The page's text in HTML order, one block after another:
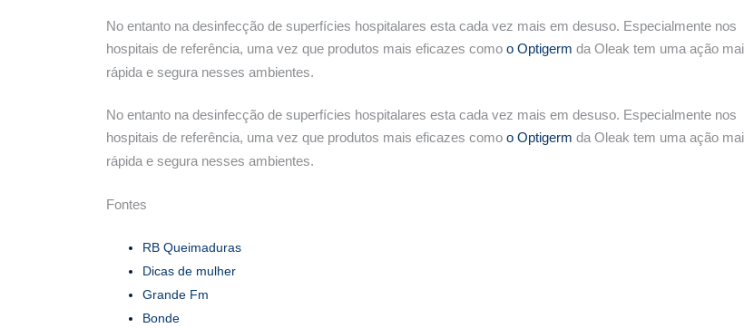
No entanto na desinfecção de superfícies hospitalares esta cada vez mais em desuso. Especialmente nos
hospitais de referência, uma vez que produtos mais eficazes como o Optigerm da Oleak tem uma ação
rápida e segura nesses ambientes.
No entanto na desinfecção de superfícies hospitalares esta cada vez mais em desuso. Especialmente nos
hospitais de referência, uma vez que produtos mais eficazes como o Optigerm da Oleak tem uma ação
rápida e segura nesses ambientes.
Fontes
RB Queimaduras
Dicas de mulher
Grande Fm
Bonde